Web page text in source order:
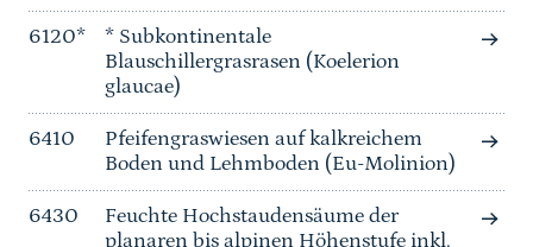
6120*
* Subkontinentale
Blauschillergrasrasen (Koelerion
glaucae)
6410
Pfeifengraswiesen auf kalkreichem
Boden und Lehmboden (Eu-Molinion)
6430
Feuchte Hochstaudensäume der
planaren bis alpinen Höhenstufe inkl.